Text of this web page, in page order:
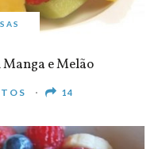
e Melão
14